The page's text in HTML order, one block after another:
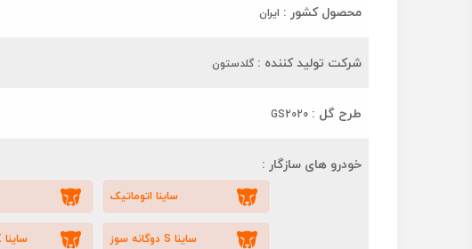
محصول کشور : ایران
شرکت تولید کننده : گلدستون
طرح گل : GS2020
خودرو های سازگار :
ساینا اتوماتیک
ساینا S دوگانه سوز ساینا GX دوگانه سوز